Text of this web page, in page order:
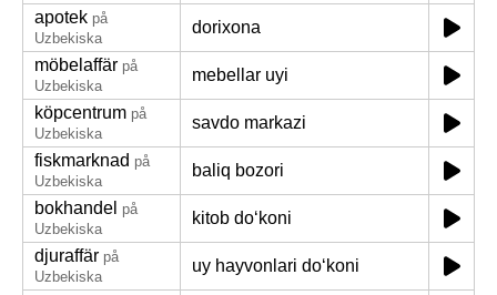
apotek på
Uzbekiska
dorixona
möbelaffär på
Uzbekiska
mebellar uyi
köpcentrum på
Uzbekiska
savdo markazi
fiskmarknad på
Uzbekiska
baliq bozori
bokhandel på
Uzbekiska
kitob doʻkoni
djuraffär på
Uzbekiska
uy hayvonlari doʻkoni